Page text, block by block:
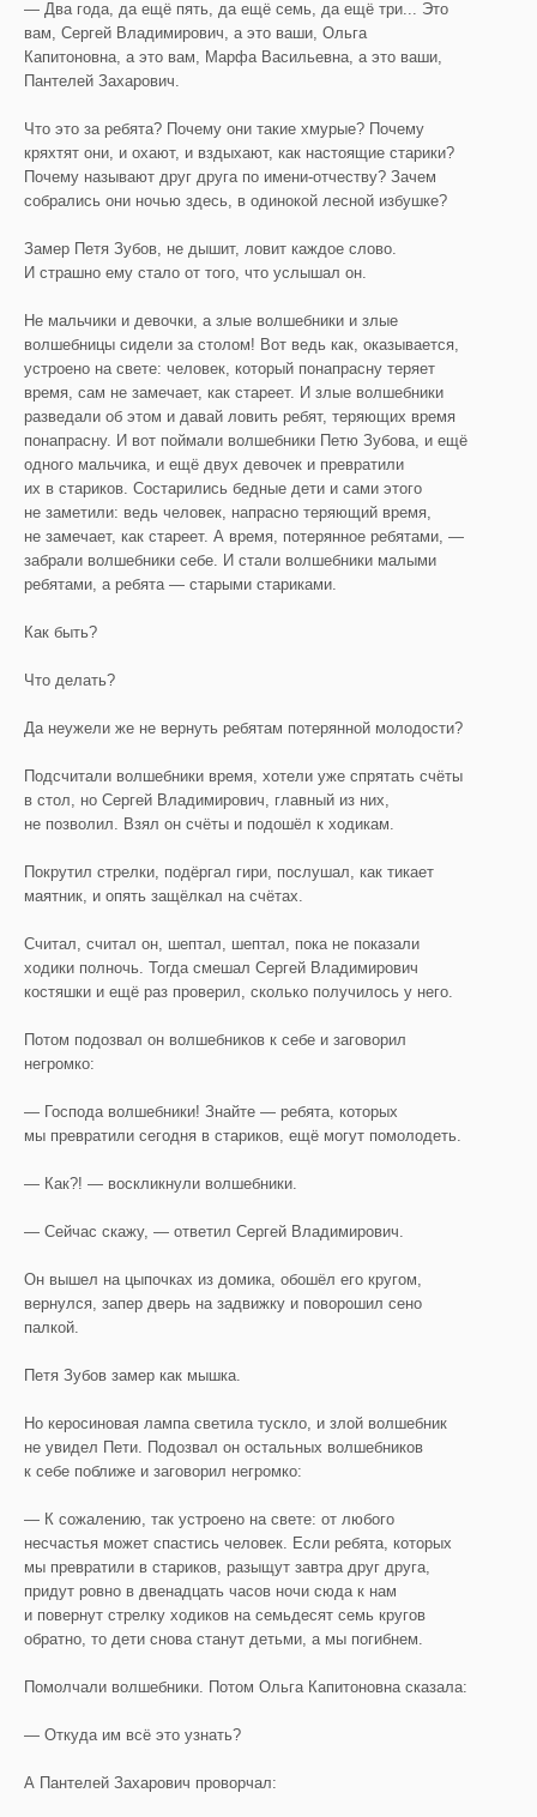
— Два года, да ещё пять, да ещё семь, да ещё три... Это
вам, Сергей Владимирович, а это ваши, Ольга
Капитоновна, а это вам, Марфа Васильевна, а это ваши,
Пантелей Захарович.
Что это за ребята? Почему они такие хмурые? Почему
кряхтят они, и охают, и вздыхают, как настоящие старики?
Почему называют друг друга по имени-отчеству? Зачем
собрались они ночью здесь, в одинокой лесной избушке?
Замер Петя Зубов, не дышит, ловит каждое слово.
И страшно ему стало от того, что услышал он.
Не мальчики и девочки, а злые волшебники и злые
волшебницы сидели за столом! Вот ведь как, оказывается,
устроено на свете: человек, который понапрасну теряет
время, сам не замечает, как стареет. И злые волшебники
разведали об этом и давай ловить ребят, теряющих время
понапрасну. И вот поймали волшебники Петю Зубова, и ещё
одного мальчика, и ещё двух девочек и превратили
их в стариков. Состарились бедные дети и сами этого
не заметили: ведь человек, напрасно теряющий время,
не замечает, как стареет. А время, потерянное ребятами, —
забрали волшебники себе. И стали волшебники малыми
ребятами, а ребята — старыми стариками.
Как быть?
Что делать?
Да неужели же не вернуть ребятам потерянной молодости?
Подсчитали волшебники время, хотели уже спрятать счёты
в стол, но Сергей Владимирович, главный из них,
не позволил. Взял он счёты и подошёл к ходикам.
Покрутил стрелки, подёргал гири, послушал, как тикает
маятник, и опять защёлкал на счётах.
Считал, считал он, шептал, шептал, пока не показали
ходики полночь. Тогда смешал Сергей Владимирович
костяшки и ещё раз проверил, сколько получилось у него.
Потом подозвал он волшебников к себе и заговорил
негромко:
— Господа волшебники! Знайте — ребята, которых
мы превратили сегодня в стариков, ещё могут помолодеть.
— Как?! — воскликнули волшебники.
— Сейчас скажу, — ответил Сергей Владимирович.
Он вышел на цыпочках из домика, обошёл его кругом,
вернулся, запер дверь на задвижку и поворошил сено
палкой.
Петя Зубов замер как мышка.
Но керосиновая лампа светила тускло, и злой волшебник
не увидел Пети. Подозвал он остальных волшебников
к себе поближе и заговорил негромко:
— К сожалению, так устроено на свете: от любого
несчастья может спастись человек. Если ребята, которых
мы превратили в стариков, разыщут завтра друг друга,
придут ровно в двенадцать часов ночи сюда к нам
и повернут стрелку ходиков на семьдесят семь кругов
обратно, то дети снова станут детьми, а мы погибнем.
Помолчали волшебники. Потом Ольга Капитоновна сказала:
— Откуда им всё это узнать?
А Пантелей Захарович проворчал: